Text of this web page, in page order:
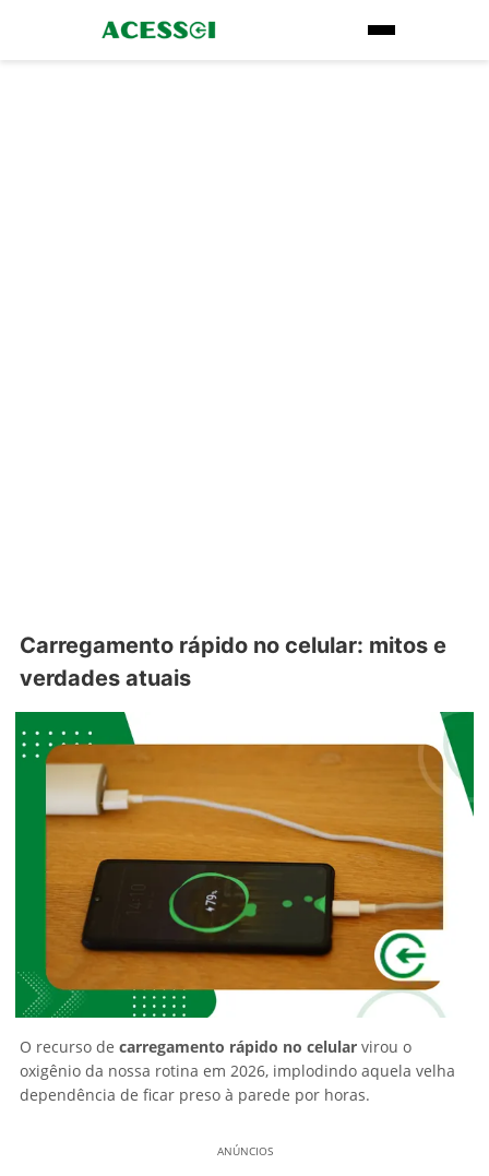
Carregamento rápido no celular: mitos e
verdades atuais
O recurso de carregamento rápido no celular virou o
oxigênio da nossa rotina em 2026, implodindo aquela velha
dependência de ficar preso à parede por horas.
ANÚNCIOS